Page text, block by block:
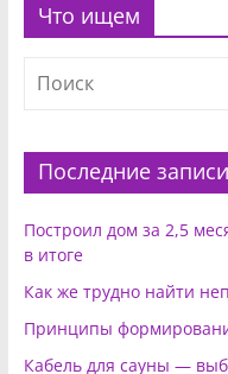
Что ищем
Последние записи
Построил дом за 2,5
в итоге
Как же трудно найти
Принципы
Кабель для сауны —